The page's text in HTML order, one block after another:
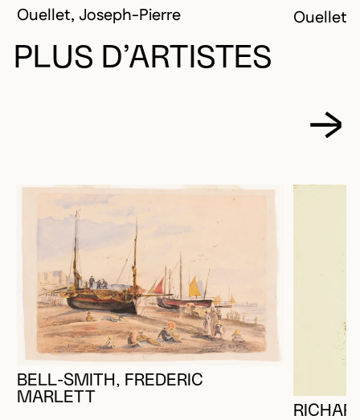
Ouellet, Joseph-Pierre Ouellet,
PLUS D’ARTISTES
BELL-SMITH, FREDERIC
MARLETT